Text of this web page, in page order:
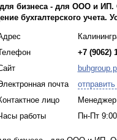
для бизнеса - для ООО и
бухгалтерского учета.
+7 (9062)
почта
лицо
работы
Пн-Пт